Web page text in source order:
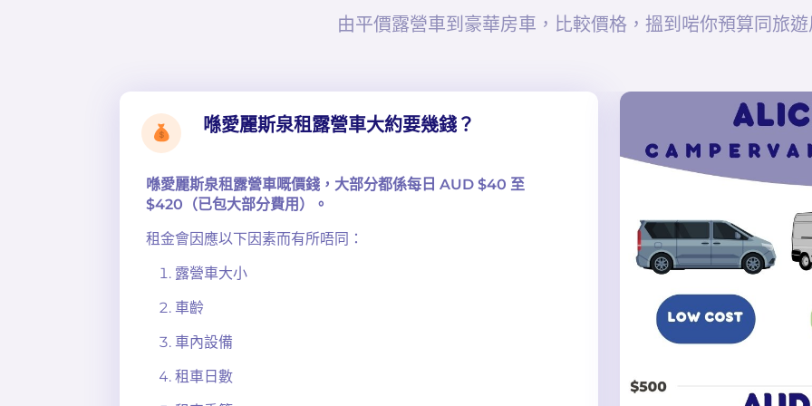
由平價露營車到豪華房車，比較價格，搵到啱你預算同旅
喺愛麗斯泉租露營車大約要幾錢？
喺愛麗斯泉租露營車嘅價錢，大部分都係每日 AUD $40 至
$420（已包大部分費用）。
租金會因應以下因素而有所唔同：
露營車大小
車齡
車內設備
租車日數